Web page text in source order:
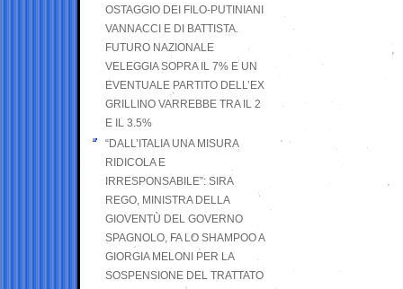
OSTAGGIO DEI FILO-PUTINIANI
VANNACCI E DI BATTISTA.
FUTURO NAZIONALE
VELEGGIA SOPRA IL 7% E UN
EVENTUALE PARTITO DELL’EX
GRILLINO VARREBBE TRA IL 2
E IL 3.5%
“DALL’ITALIA UNA MISURA
RIDICOLA E
IRRESPONSABILE”: SIRA
REGO, MINISTRA DELLA
GIOVENTÙ DEL GOVERNO
SPAGNOLO, FA LO SHAMPOO A
GIORGIA MELONI PER LA
SOSPENSIONE DEL TRATTATO